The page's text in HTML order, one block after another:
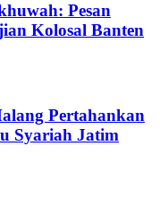
Pesan
Kolosal Banten
Pertahankan
Syariah Jatim